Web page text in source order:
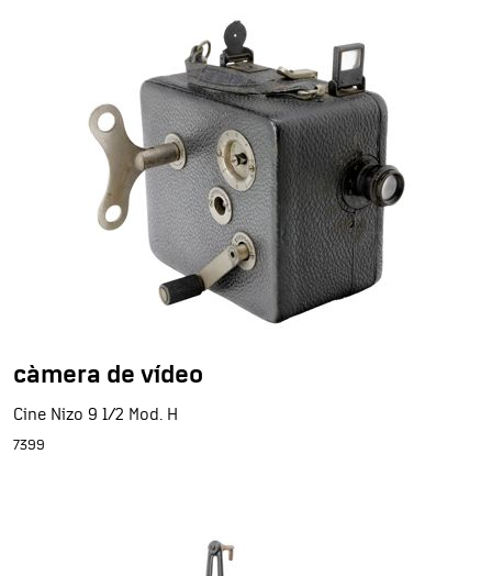
càmera de vídeo
Cine Nizo 9 1/2 Mod. H
7399